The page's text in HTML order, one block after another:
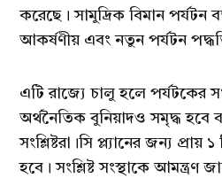
করেছে। সামুদ্রিক বিমান পর্যটন
আকর্ষণীয় এবং নতুন পর্যটন
এটি রাজ্যে চালু হলে পর্যটকের
অর্থনৈতিক বুনিয়াদও সমৃদ্ধ হবে
সংশ্লিষ্টরা।সি প্ল্যানের জন্য
হবে। সংশ্লিষ্ট সংস্থাকে আমন্ত্রণ